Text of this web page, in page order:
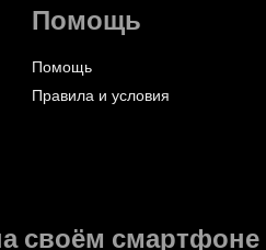
Помощь
Помощь
Правила и условия
своём смартфоне